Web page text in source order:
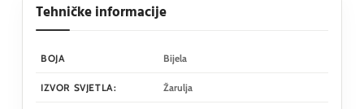
Tehničke informacije
BOJA Bijela
IZVOR SVJETLA: Žarulja